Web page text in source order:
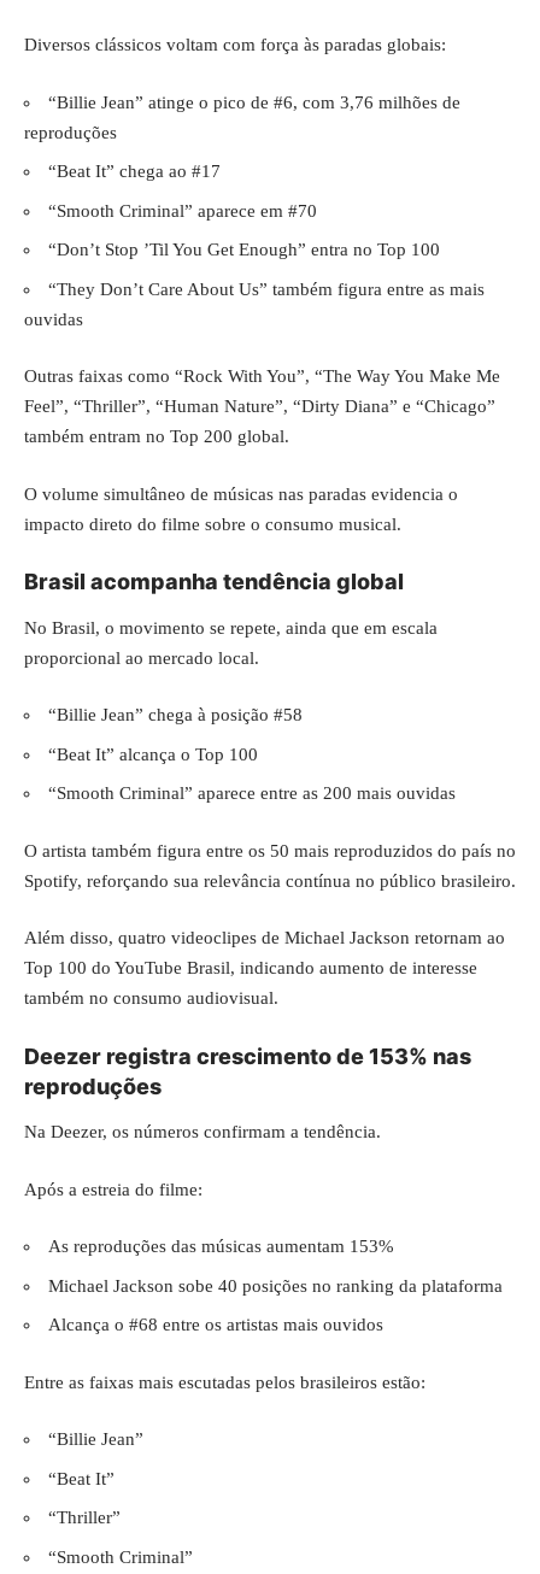
Diversos clássicos voltam com força às paradas globais:
“Billie Jean” atinge o pico de #6, com 3,76 milhões de
reproduções
“Beat It” chega ao #17
“Smooth Criminal” aparece em #70
“Don’t Stop ’Til You Get Enough” entra no Top 100
“They Don’t Care About Us” também figura entre as mais
ouvidas
Outras faixas como “Rock With You”, “The Way You Make Me
Feel”, “Thriller”, “Human Nature”, “Dirty Diana” e “Chicago”
também entram no Top 200 global.
O volume simultâneo de músicas nas paradas evidencia o
impacto direto do filme sobre o consumo musical.
Brasil acompanha tendência global
No Brasil, o movimento se repete, ainda que em escala
proporcional ao mercado local.
“Billie Jean” chega à posição #58
“Beat It” alcança o Top 100
“Smooth Criminal” aparece entre as 200 mais ouvidas
O artista também figura entre os 50 mais reproduzidos do país no
Spotify, reforçando sua relevância contínua no público brasileiro.
Além disso, quatro videoclipes de Michael Jackson retornam ao
Top 100 do YouTube Brasil, indicando aumento de interesse
também no consumo audiovisual.
Deezer registra crescimento de 153% nas
reproduções
Na Deezer, os números confirmam a tendência.
Após a estreia do filme:
As reproduções das músicas aumentam 153%
Michael Jackson sobe 40 posições no ranking da plataforma
Alcança o #68 entre os artistas mais ouvidos
Entre as faixas mais escutadas pelos brasileiros estão:
“Billie Jean”
“Beat It”
“Thriller”
“Smooth Criminal”